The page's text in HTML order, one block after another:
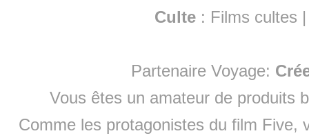
Culte : Films cultes
Partenaire Voyage:
Vous êtes un amateur de produits
Comme les protagonistes du film Five,